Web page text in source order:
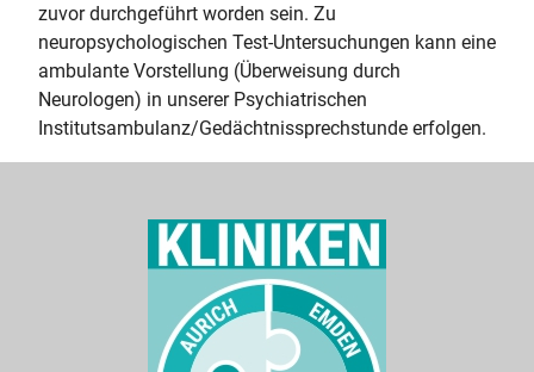
zuvor durchgeführt worden sein. Zu
neuropsychologischen Test-Untersuchungen kann eine
ambulante Vorstellung (Überweisung durch
Neurologen) in unserer Psychiatrischen
Institutsambulanz/Gedächtnissprechstunde erfolgen.